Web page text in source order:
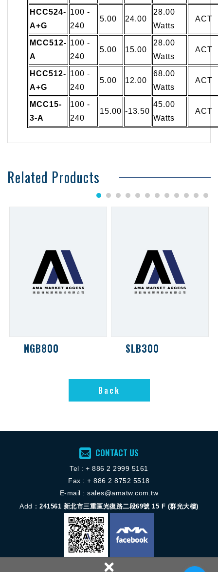
×
HCC524-
A+G
100 -
240
5.00 24.00
28.00
Watts
ACT
MCC512-
A
100 -
240
5.00 15.00
28.00
Watts
ACT
HCC512-
A+G
100 -
240
5.00 12.00
68.00
Watts
ACT
MCC15-
3-A
100 -
240
15.00 -13.50
45.00
Watts
ACT
Related Products
NGB800 SLB300
10 11
Back
CONTACT US
Tel : + 886 2 2999 5161
Fax : + 886 2 8752 5518
E-mail :sales@amatw.com.tw
Add：241561 新北市三重區光復路二段69號 15 F (群光大樓)